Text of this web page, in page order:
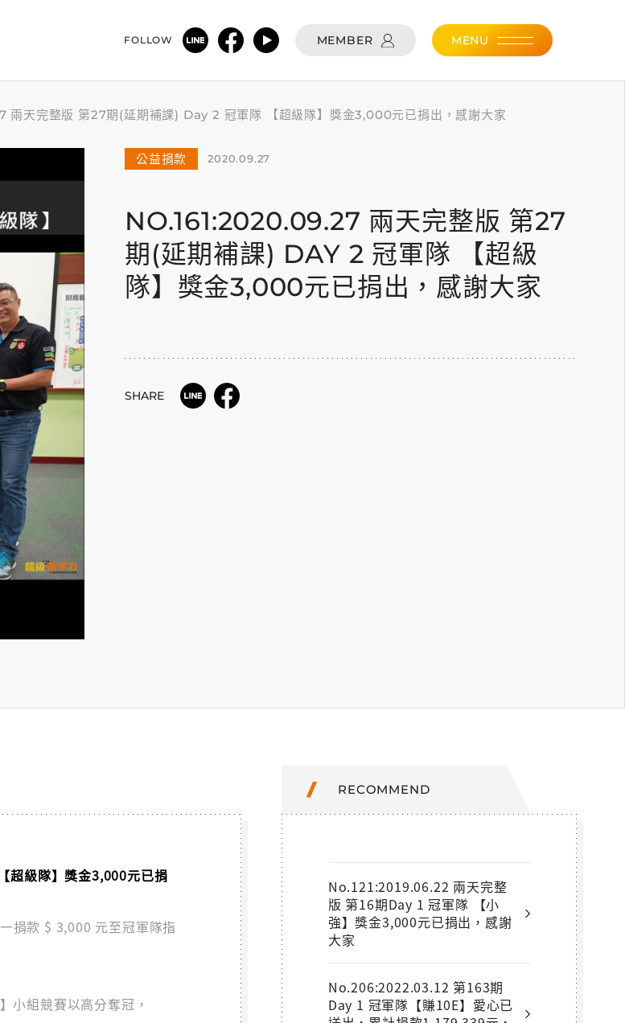
FOLLOW MEMBER MENU
兩天完整版 第27期(延期補課) Day 2 冠軍隊 【超級隊】獎金3,000元已捐出，感謝大家
公益捐款 2020.09.27
NO.161:2020.09.27 兩天完整版 第27
期(延期補課) DAY 2 冠軍隊 【超級
隊】獎金3,000元已捐出，感謝大家
SHARE
超級隊】獎金3,000元已捐
捐款 $ 3,000 元至冠軍隊指
小組競賽以高分奪冠，
RECOMMEND
No.121:2019.06.22 兩天完整
版 第16期Day 1 冠軍隊 【小
強】獎金3,000元已捐出，感謝
大家
No.206:2022.03.12 第163期
Day 1 冠軍隊【賺10E】愛心已